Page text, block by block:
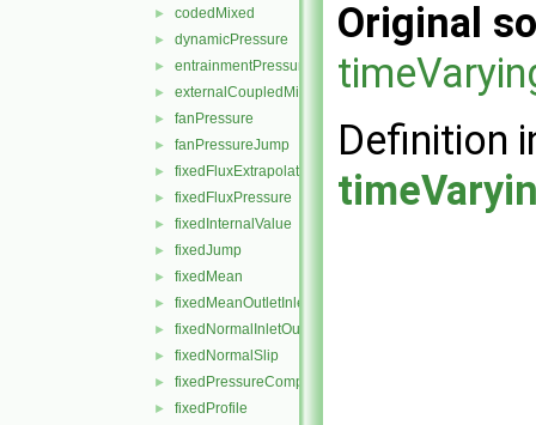
► codedMixed
► dynamicPressure
► entrainmentPressure
► externalCoupledMixed
► fanPressure
► fanPressureJump
► fixedFluxExtrapolatedPressure
► fixedFluxPressure
► fixedInternalValue
► fixedJump
► fixedMean
► fixedMeanOutletInlet
► fixedNormalInletOutletVelocity
► fixedNormalSlip
► fixedPressureCompressibleDensity
► fixedProfile
Original
Definition